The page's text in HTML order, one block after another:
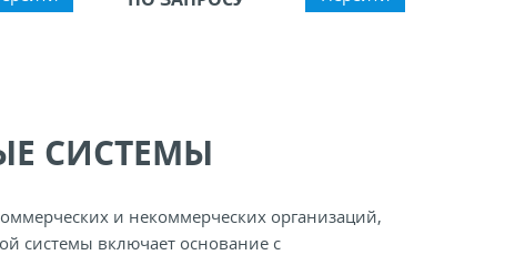
СИСТЕМЫ
и некоммерческих организаций,
системы включает основание с